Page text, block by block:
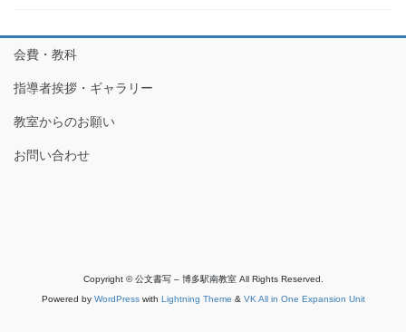
会費・教科
指導者挨拶・ギャラリー
教室からのお願い
お問い合わせ
Copyright © 公文書写 – 博多駅南教室 All Rights Reserved.
Powered by WordPresswith Lightning Theme & VK All in One Expansion Unit